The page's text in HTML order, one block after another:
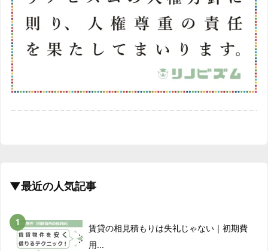
▼最近の人気記事
賃貸の相見積もりは失礼じゃない｜初期費
用...